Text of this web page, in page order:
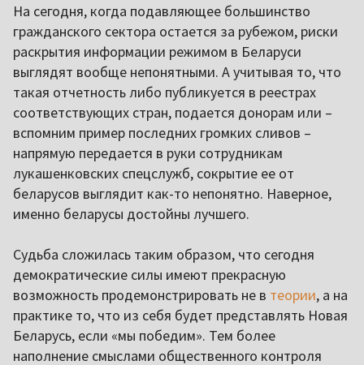
На сегодня, когда подавляющее большинство
гражданского сектора остается за рубежом, риски
раскрытия информации режимом в Беларуси
выглядят вообще непонятными. А учитывая то, что
такая отчетность либо публикуется в реестрах
соответствующих стран, подается донорам или –
вспомним пример последних громких сливов –
напрямую передается в руки сотрудникам
лукашенковских спецслужб, сокрытие ее от
беларусов выглядит как-то непонятно. Наверное,
именно беларусы достойны лучшего.
Судьба сложилась таким образом, что сегодня
демократические силы имеют прекрасную
возможность продемонстрировать не в теории, а на
практике то, что из себя будет представлять Новая
Беларусь, если «мы победим». Тем более
наполнение смыслами общественного контроля